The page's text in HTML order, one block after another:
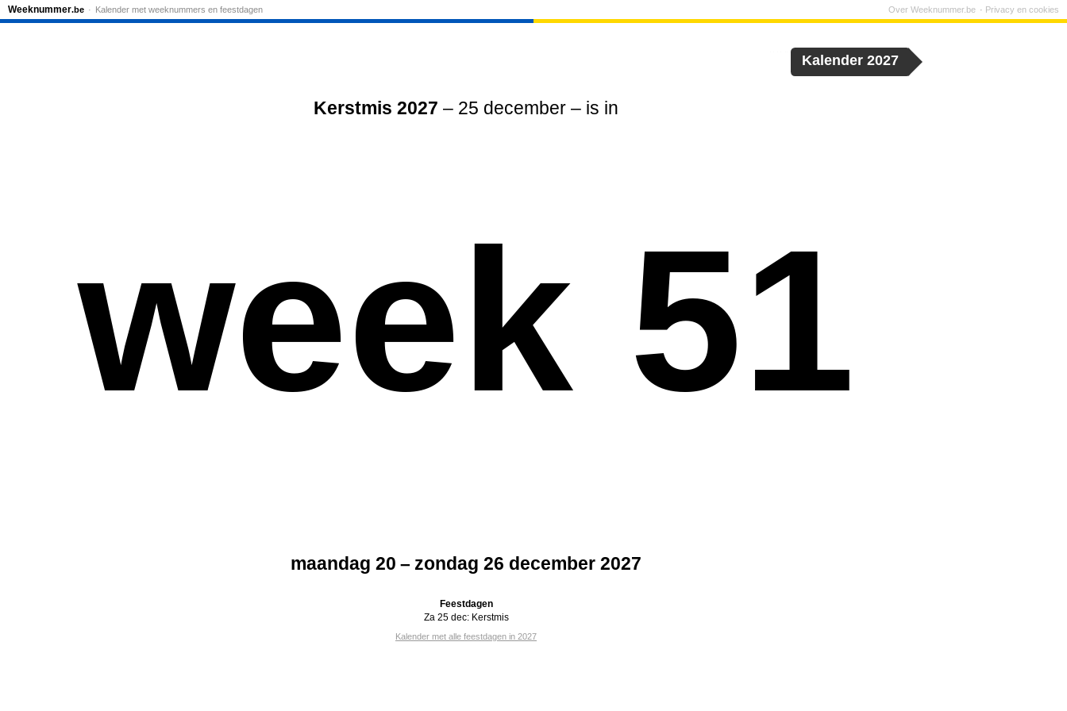
Kerstmis 2027 – 25 december – is in
week 51
maandag 20 – zondag 26 december 2027
Feestdagen
Za 25 dec: Kerstmis
Kalender met alle feestdagen in 2027
Kalender 2027
Weeknummer.be Kalender met weeknummers en feestdagen Over Weeknummer.be Privacy en cookies